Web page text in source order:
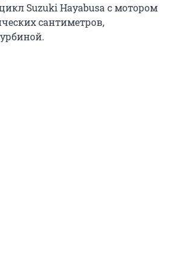
Suzuki Hayabusa с мотором
сантиметров,